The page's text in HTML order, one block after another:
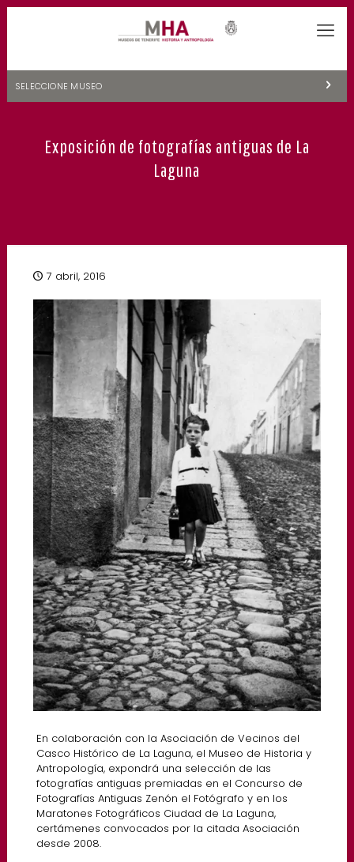
SELECCIONE MUSEO
NATURALEZA Y ARQUEOLOGÍA
CENTRO DE DOCUMENTACIÓN DE CANARIAS Y AMÉRICA
CUEVA DEL VIENTO
Exposición de fotografías antiguas de La
Laguna
7 abril, 2016
En colaboración con la Asociación de Vecinos del
Casco Histórico de La Laguna, el Museo de Historia y
Antropología, expondrá una selección de las
fotografías antiguas premiadas en el Concurso de
Fotografías Antiguas Zenón el Fotógrafo y en los
Maratones Fotográficos Ciudad de La Laguna,
certámenes convocados por la citada Asociación
desde 2008.